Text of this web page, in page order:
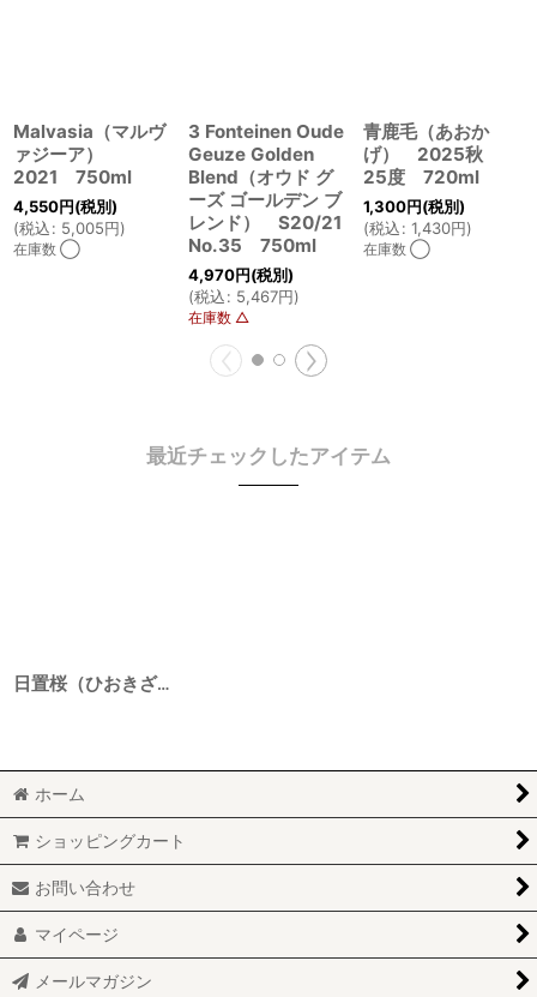
Malvasia（マルヴ
ァジーア）
2021 750ml
4,550円(税別)
(税込: 5,005円)
在庫数 ◯
3 Fonteinen Oude
Geuze Golden
Blend（オウド グ
ーズ ゴールデン ブ
レンド） S20/21
No.35 750ml
4,970円(税別)
(税込: 5,467円)
在庫数 △
青鹿毛（あおか
げ） 2025秋
25度 720ml
1,300円(税別)
(税込: 1,430円)
在庫数 ◯
最近チェックしたアイテム
日置桜（ひおきざくら） 生もと純米 本懐の盃 2BY 720ml
ホーム
ショッピングカート
お問い合わせ
マイページ
メールマガジン